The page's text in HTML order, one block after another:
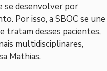
se desenvolver por
Por isso, a SBOC se une
tratam desses pacientes,
multidisciplinares,
Mathias.